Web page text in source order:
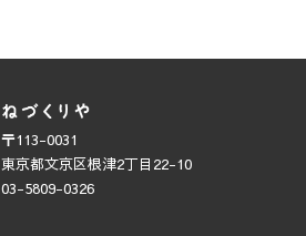
〒113-0031
東京都文京区根津2丁目22-10
03-5809-0326